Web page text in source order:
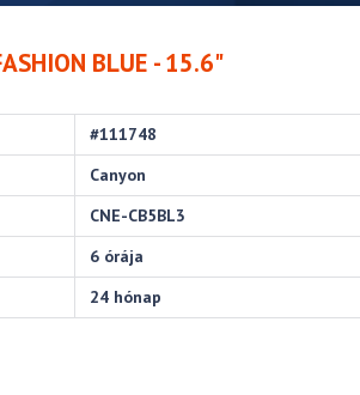
BLUE - 15.6"
#111748
Canyon
CNE-CB5BL3
6 órája
24 hónap